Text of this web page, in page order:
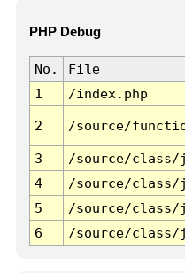
PHP Debug
No. File
1
/index.php
2 /source/
3 /source/class/
4
/source/class/
5
/source/class/
6
/source/class/